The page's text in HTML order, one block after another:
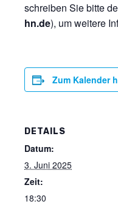
schreiben Sie bitte
hn.de), um weitere
Zum Kalender
DETAILS
Datum:
3. Juni 2025
Zeit:
18:30